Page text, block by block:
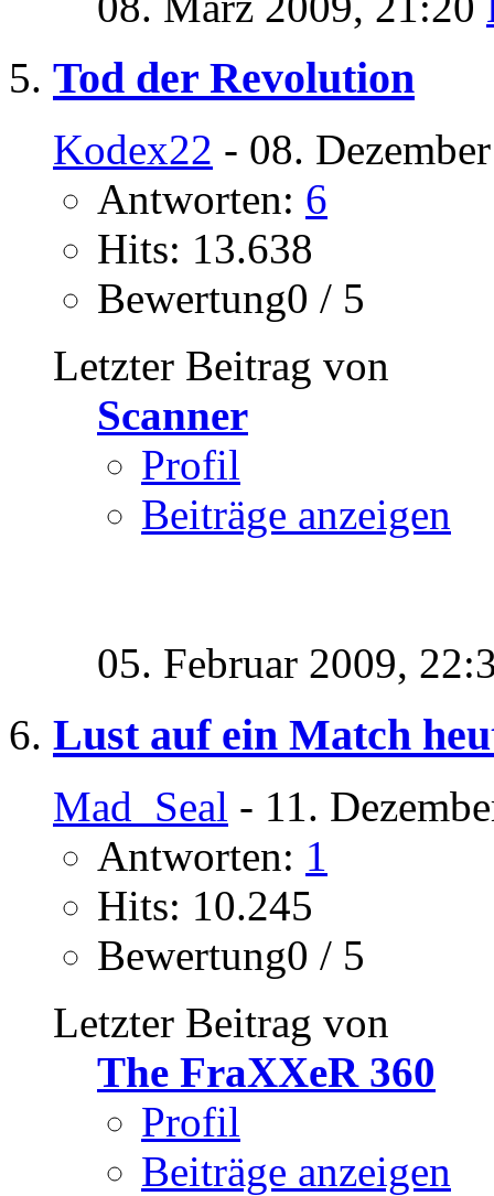
Tod der Revolution
Kodex22 - 08.
Antworten: 6
Hits: 13.638
Bewertung0 / 5
Letzter Beitrag von
Scanner
Profil
Beiträge anzeigen
05. Februar 2009,
Lust auf ein Match
Mad_Seal - 11.
Antworten: 1
Hits: 10.245
Bewertung0 / 5
Letzter Beitrag von
The FraXXeR 360
Profil
Beiträge anzeigen